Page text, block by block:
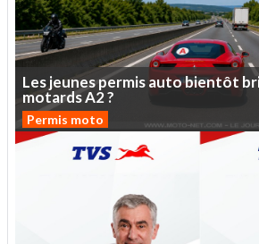
Lesjeunespermisautobientôt
motardsA2?
Permis moto